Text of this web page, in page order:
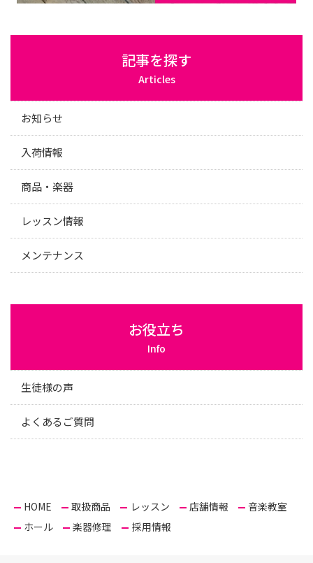
記事を探す
Articles
お知らせ
入荷情報
商品・楽器
レッスン情報
メンテナンス
お役立ち
Info
生徒様の声
よくあるご質問
HOME 取扱商品 レッスン 店舗情報
音楽教室
ホール
楽器修理 採用情報